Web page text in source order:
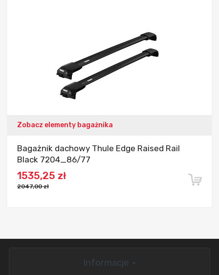
Zobacz elementy bagażnika
Bagażnik dachowy Thule Edge Raised Rail
Black 7204_86/77
1535,25 zł
2047,00 zł
Informacje